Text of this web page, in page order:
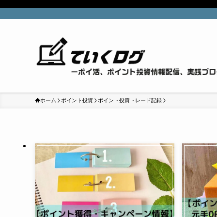
ホーム ポイント投資 ポイント投資トレード記録